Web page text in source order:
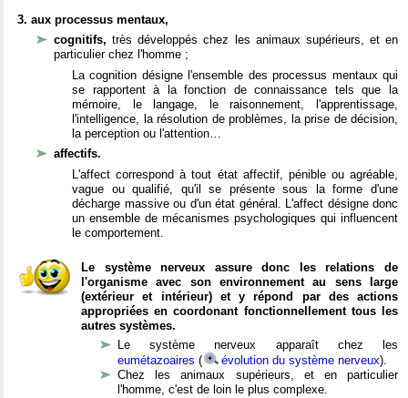
3. aux processus mentaux,
cognitifs,très développés chez les animaux supérieurs, et en
particulier chez l'homme ;
La cognition désigne l'ensemble des processus mentaux qui
se rapportent à la fonction de connaissance tels que la
mémoire, le langage, le raisonnement, l'apprentissage,
l'intelligence, la résolution de problèmes, la prise de décision,
la perception ou l'attention…
affectifs.
L'affect correspond à tout état affectif, pénible ou agréable,
vague ou qualifié, qu'il se présente sous la forme d'une
décharge massive ou d'un état général. L'affect désigne donc
un ensemble de mécanismes psychologiques qui influencent
le comportement.
Le système nerveux assure donc les relations de
l'organisme avec son environnement au sens large
(extérieur et intérieur) et y répond par des actions
appropriées en coordonant fonctionnellement tous les
autres systèmes.
Le système nerveux apparaît chez les
eumétazoaires ( évolution du système nerveux).
Chez les animaux supérieurs, et en particulier
l'homme, c'est de loin le plus complexe.